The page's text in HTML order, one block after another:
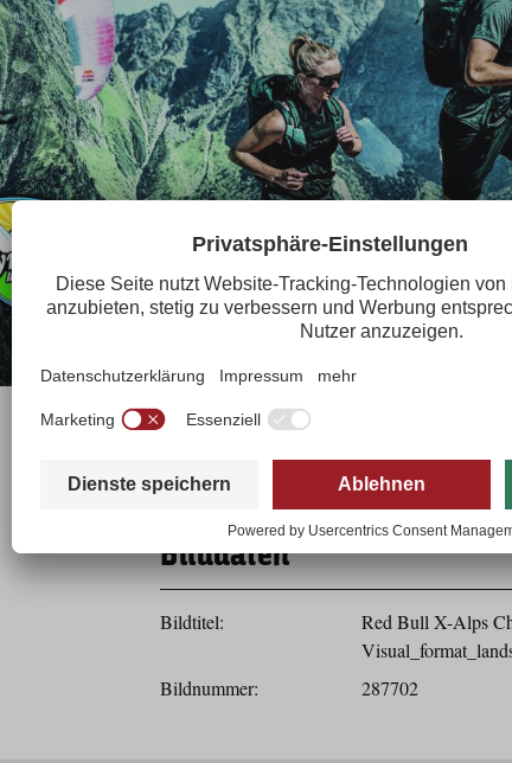
Herunterladen
Bilddaten
Bildtitel:
Red Bull X-Alps
Bildnummer:
287702